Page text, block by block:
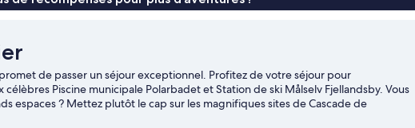
(14)
de passer un séjour exceptionnel. Profitez de votre séjour pour
Piscine municipale Polarbadet et Station de ski Målselv Fjellandsby. Vous
espaces ? Mettez plutôt le cap sur les magnifiques sites de Cascade de
vous, « vacances » rime avec « on se dépense », vous serez ravi d'apprendre que